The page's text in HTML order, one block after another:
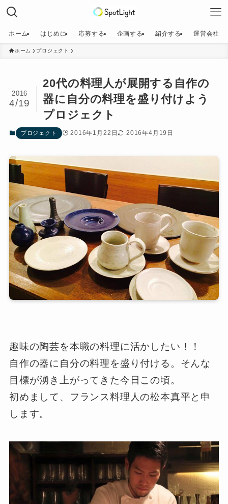
ホーム はじめに 応募する 企画する 紹介する 運営会社
ホーム プロジェクト
20代の料理人が展開する自作の
器に自分の料理を盛り付けよう
プロジェクト
2016
4/19
プロジェクト 2016年1月22日 2016年4月19日
趣味の陶芸を本職の料理に活かしたい！！
自作の器に自分の料理を盛り付ける。そんな
目標が湧き上がってきた今日この頃。
初めまして、フランス料理人の松本真平と申
します。